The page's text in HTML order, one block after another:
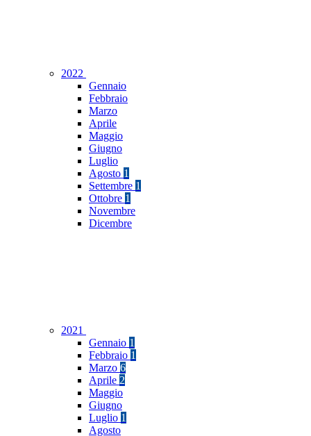
2022
Gennaio
Febbraio
Marzo
Aprile
Maggio
Giugno
Luglio
Agosto 1
Settembre 1
Ottobre 1
Novembre
Dicembre
2021
Gennaio 1
Febbraio 1
Marzo 6
Aprile 2
Maggio
Giugno
Luglio 1
Agosto